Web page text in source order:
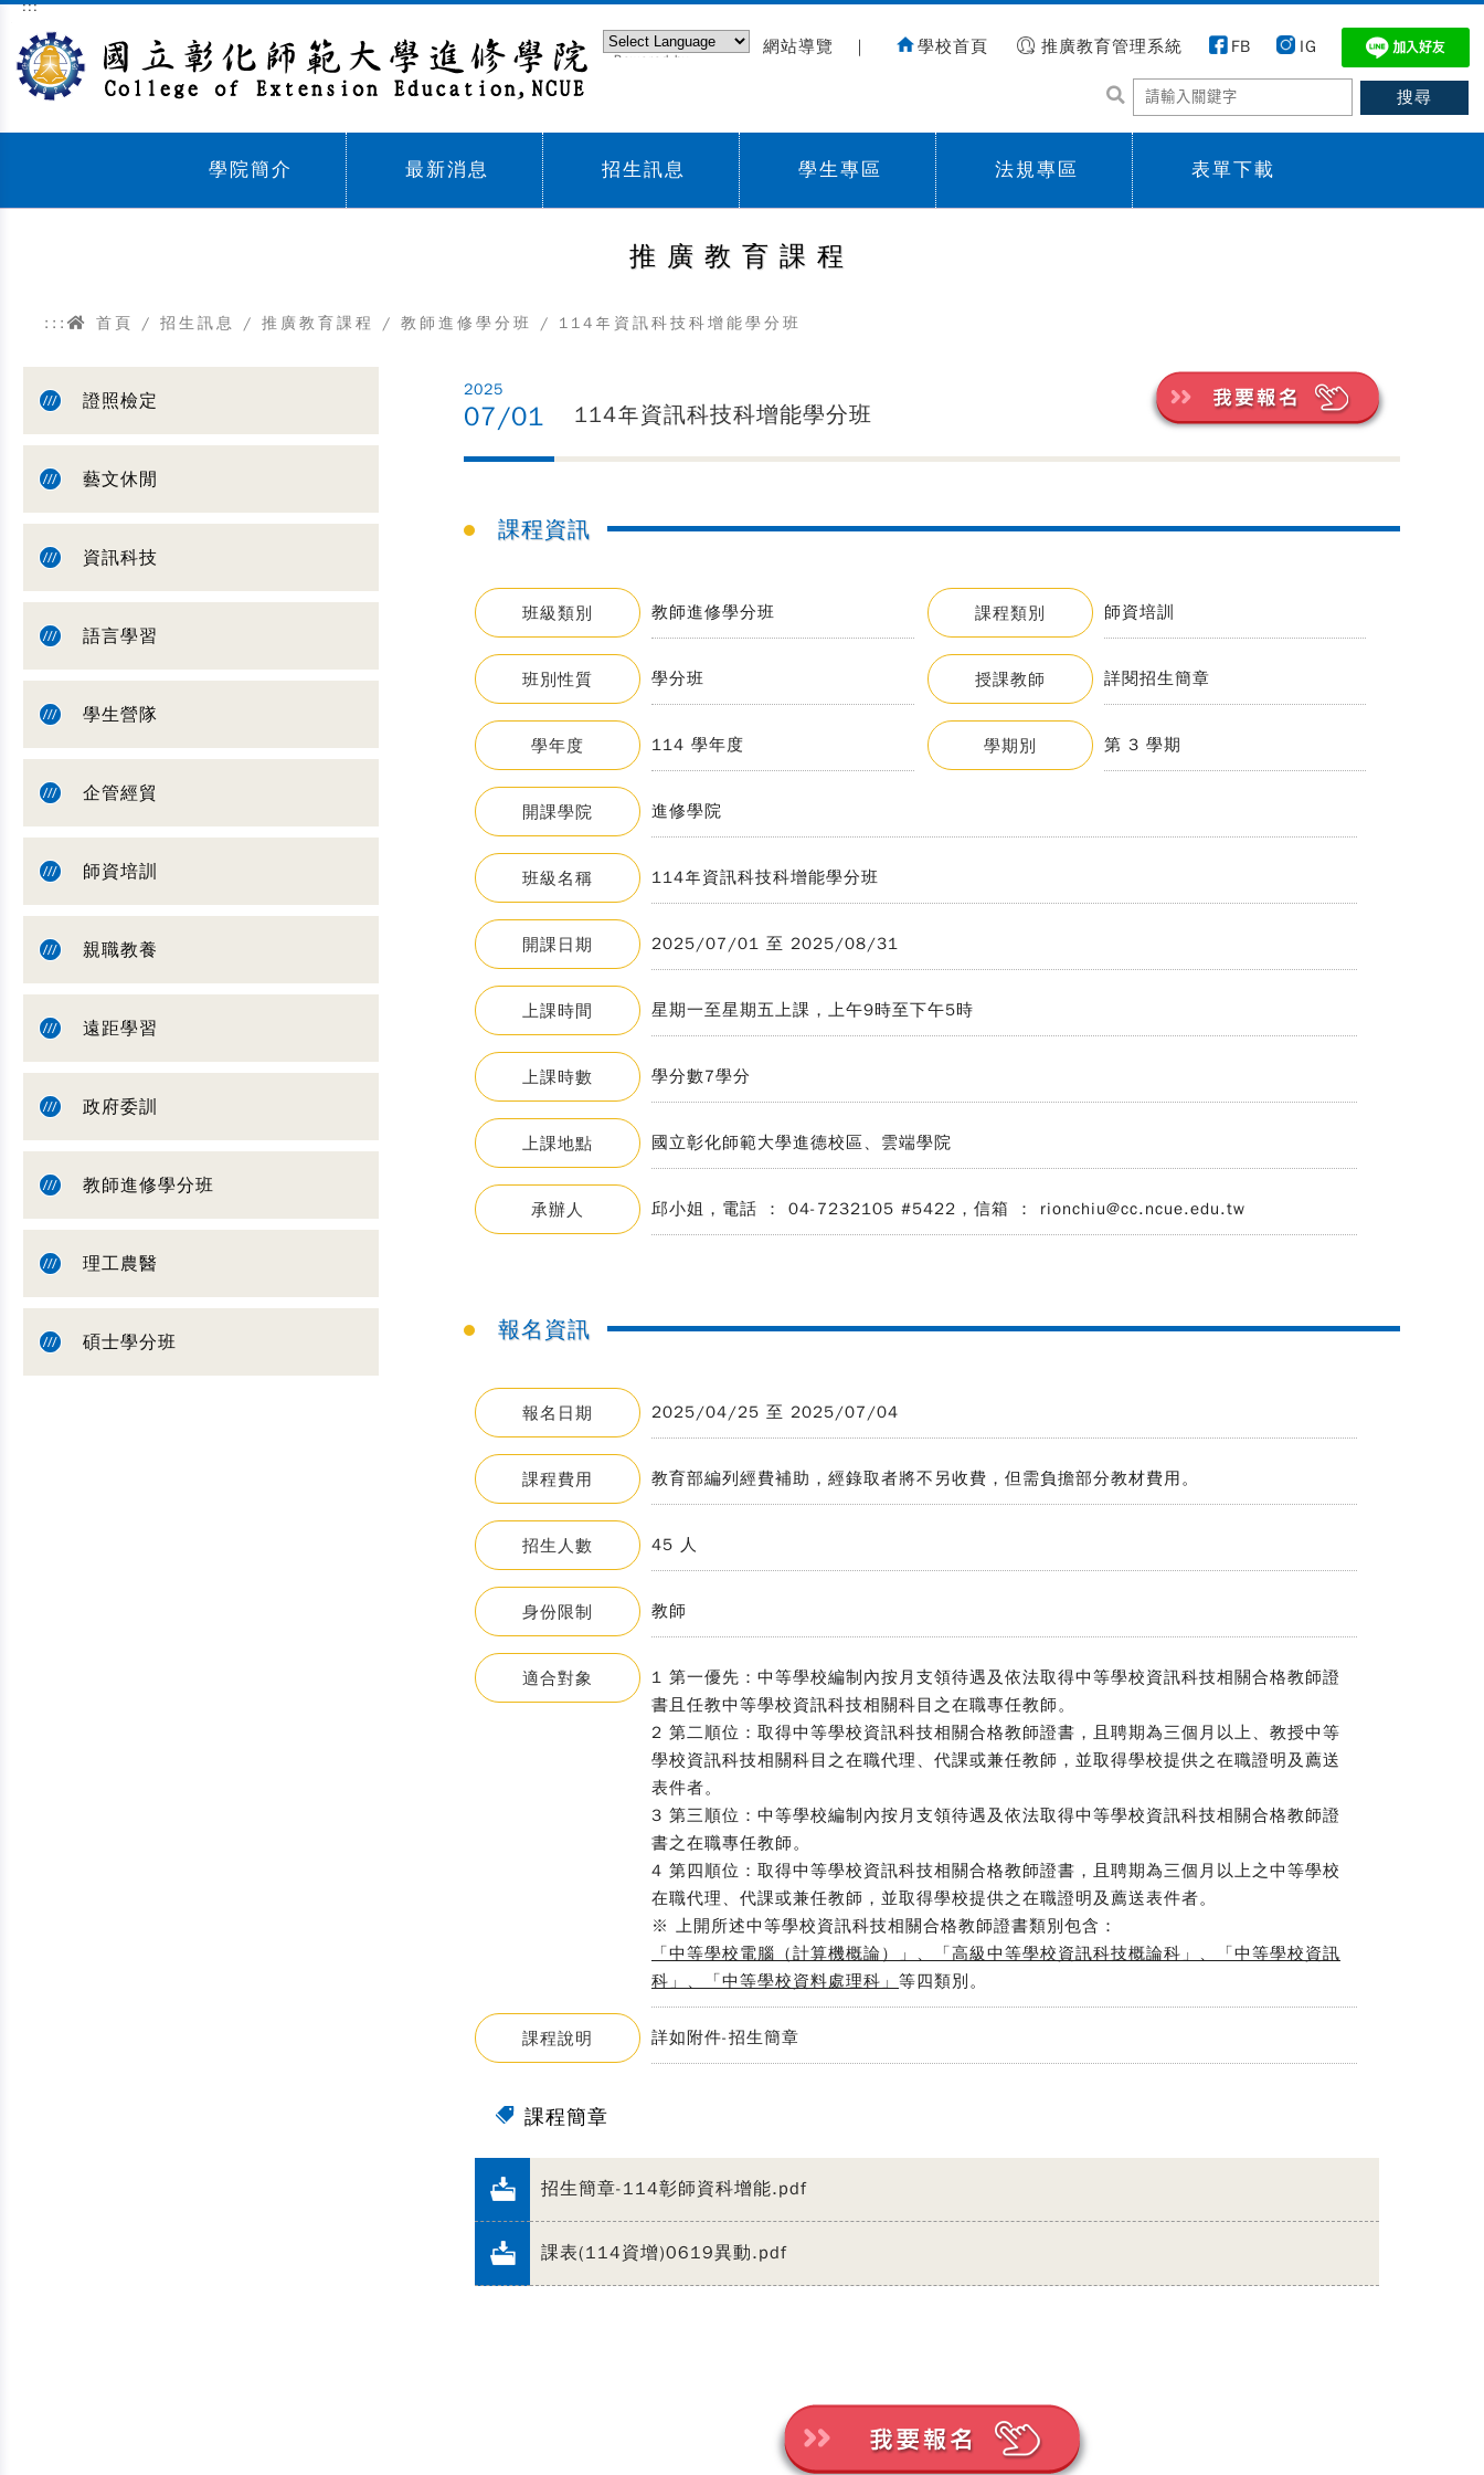
跳到主要內容區塊
:::
Powered by
網站導覽 ｜ 學校首頁 推廣教育管理系統 FB IG
學院簡介 最新消息 招生訊息 學生專區 法規專區 表單下載
推廣教育課程
::: 首頁 / 招生訊息 / 推廣教育課程 / 教師進修學分班 / 114年資訊科技科增能學分班
證照檢定
藝文休閒
資訊科技
語言學習
學生營隊
企管經貿
師資培訓
親職教養
遠距學習
政府委訓
教師進修學分班
理工農醫
碩士學分班
2025
07/01 114年資訊科技科增能學分班
課程資訊
班級類別 教師進修學分班 課程類別 師資培訓
班別性質 學分班 授課教師 詳閱招生簡章
學年度 114 學年度 學期別 第 3 學期
開課學院 進修學院
班級名稱 114年資訊科技科增能學分班
開課日期 2025/07/01 至 2025/08/31
上課時間 星期一至星期五上課，上午9時至下午5時
上課時數 學分數7學分
上課地點 國立彰化師範大學進德校區、雲端學院
承辦人 邱小姐，電話 ： 04-7232105 #5422，信箱 ： rionchiu@cc.ncue.edu.tw
報名資訊
報名日期 2025/04/25 至 2025/07/04
課程費用 教育部編列經費補助，經錄取者將不另收費，但需負擔部分教材費用。
招生人數 45 人
身份限制 教師
適合對象
1 第一優先：中等學校編制內按月支領待遇及依法取得中等學校資訊科技相關合格教師證
書且任教中等學校資訊科技相關科目之在職專任教師。
2 第二順位：取得中等學校資訊科技相關合格教師證書，且聘期為三個月以上、教授中等
學校資訊科技相關科目之在職代理、代課或兼任教師，並取得學校提供之在職證明及薦送
表件者。
3 第三順位：中等學校編制內按月支領待遇及依法取得中等學校資訊科技相關合格教師證
書之在職專任教師。
4 第四順位：取得中等學校資訊科技相關合格教師證書，且聘期為三個月以上之中等學校
在職代理、代課或兼任教師，並取得學校提供之在職證明及薦送表件者。
※ 上開所述中等學校資訊科技相關合格教師證書類別包含：
「中等學校電腦（計算機概論）」、「高級中等學校資訊科技概論科」、「中等學校資訊
科」、「中等學校資料處理科」 等四類別。
課程說明 詳如附件-招生簡章
課程簡章
招生簡章-114彰師資科增能.pdf
課表(114資增)0619異動.pdf